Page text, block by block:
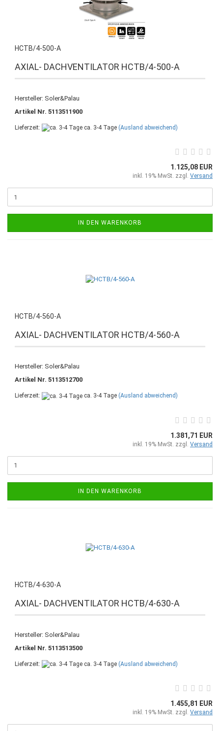
HCTB/4-500-A
AXIAL- DACHVENTILATOR HCTB/4-500-A
Hersteller: Soler&Palau
Artikel Nr. 5113511900
Lieferzeit: ca. 3-4 Tage (Ausland abweichend)
1.125,08 EUR
inkl. 19% MwSt. zzgl. Versand
IN DEN WARENKORB
HCTB/4-560-A
AXIAL- DACHVENTILATOR HCTB/4-560-A
Hersteller: Soler&Palau
Artikel Nr. 5113512700
Lieferzeit: ca. 3-4 Tage (Ausland abweichend)
1.381,71 EUR
inkl. 19% MwSt. zzgl. Versand
IN DEN WARENKORB
HCTB/4-630-A
AXIAL- DACHVENTILATOR HCTB/4-630-A
Hersteller: Soler&Palau
Artikel Nr. 5113513500
Lieferzeit: ca. 3-4 Tage (Ausland abweichend)
1.455,81 EUR
inkl. 19% MwSt. zzgl. Versand